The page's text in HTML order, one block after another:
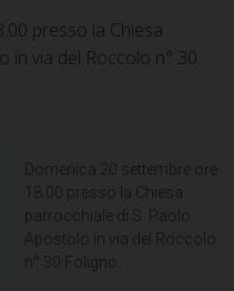
presso la Chiesa
in via del Roccolo n° 30
Domenica 20 settembre ore
18.00 presso la Chiesa
parrocchiale di S. Paolo
Apostolo in via del Roccolo
n° 30 Foligno.